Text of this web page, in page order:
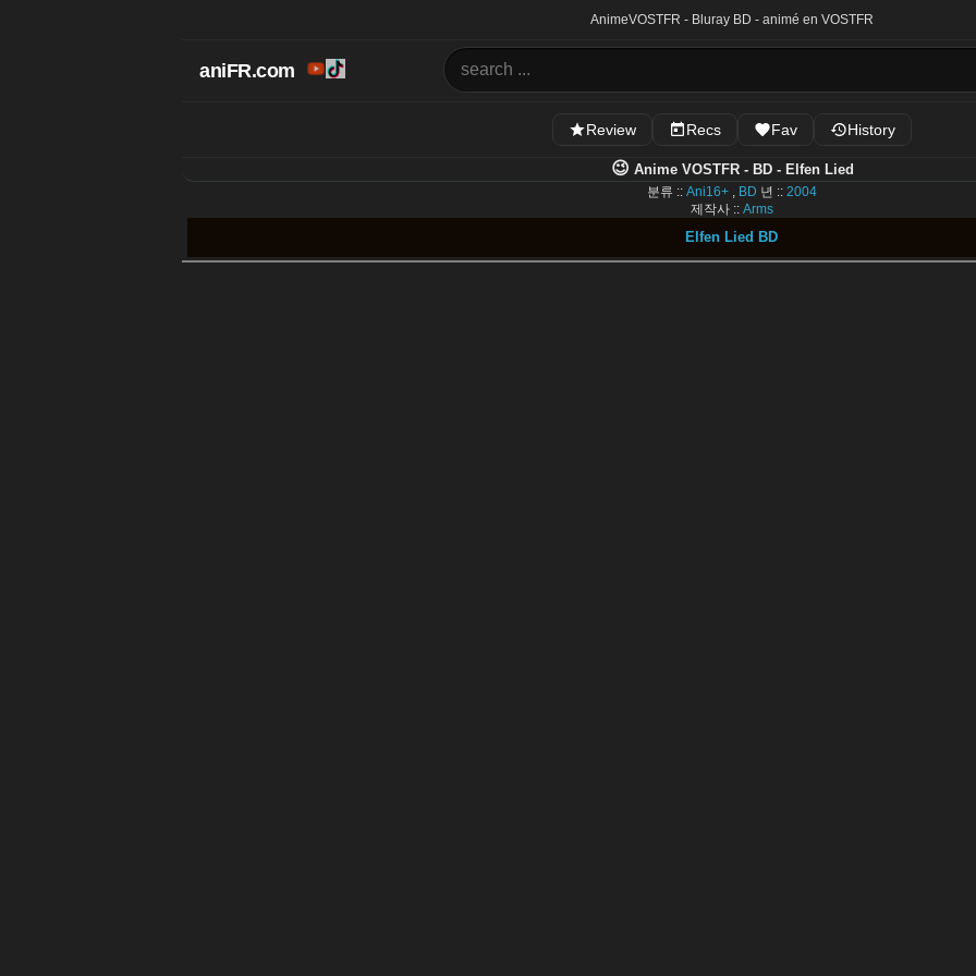
AnimeVOSTFR - Bluray BD - animé en VOSTFR
aniFR.com
Review Recs Fav History
😉 Anime VOSTFR - BD - Elfen Lied
분류 :: Ani16+, BD 년 :: 2004
제작사 :: Arms
Elfen Lied BD